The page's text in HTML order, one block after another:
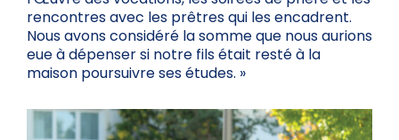
rencontres avec les prêtres qui les encadrent.
Nous avons considéré la somme que nous aurions
eue à dépenser si notre fils était resté à la
maison poursuivre ses études. »